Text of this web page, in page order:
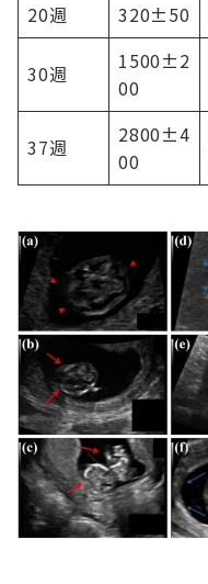
20週
320±50
30週
1500±2
00
37週
2800±4
00